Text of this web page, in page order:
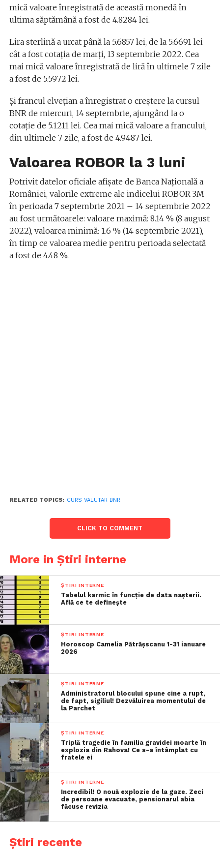
mică valoare înregistrată de această monedă în
ultima săptămână a fost de 4.8284 lei.
Lira sterlină a urcat până la 5.6857 lei, de la 5.6691 lei
cât a fost cotația de marți, 13 septembrie 2022. Cea
mai mică valoare înregistrată de liră în ultimele 7 zile
a fost de 5.5972 lei.
Și francul elvețian a înregistrat o creștere la cursul
BNR de miercuri, 14 septembrie, ajungând la o
cotație de 5.1211 lei. Cea mai mică valoare a francului,
din ultimele 7 zile, a fost de 4.9487 lei.
Valoarea ROBOR la 3 luni
Potrivit datelor oficiale afișate de Banca Națională a
României, valorile extreme ale indicelui ROBOR 3M
în perioada 7 septembrie 2021 – 14 septembrie 2022
au fost următoarele: valoare maximă: 8.14 % (8 august
2022), valoarea minimă: 1.6 % (14 septembrie 2021),
în timp ce valoarea medie pentru perioada selectată
a fost de 4.48 %.
RELATED TOPICS: CURS VALUTAR BNR
CLICK TO COMMENT
More in Știri interne
ȘTIRI INTERNE
Tabelul karmic în funcție de data nașterii.
Află ce te definește
ȘTIRI INTERNE
Horoscop Camelia Pătrășscanu 1-31 ianuare
2026
ȘTIRI INTERNE
Administratorul blocului spune cine a rupt,
de fapt, sigiliul! Dezvăluirea momentului de
la Parchet
ȘTIRI INTERNE
Triplă tragedie în familia gravidei moarte în
explozia din Rahova! Ce s-a întâmplat cu
fratele ei
ȘTIRI INTERNE
Incredibil! O nouă explozie de la gaze. Zeci
de persoane evacuate, pensionarul abia
făcuse revizia
Știri recente